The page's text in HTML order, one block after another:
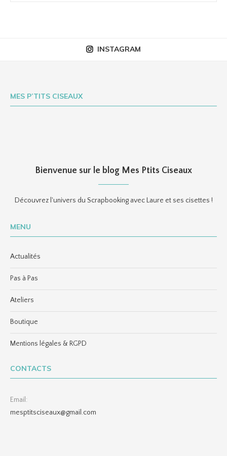
INSTAGRAM
MES P’TITS CISEAUX
Bienvenue sur le blog Mes Ptits Ciseaux
Découvrez l'univers du Scrapbooking avec Laure et ses cisettes !
MENU
Actualités
Pas à Pas
Ateliers
Boutique
Mentions légales & RGPD
CONTACTS
Email:
mesptitsciseaux@gmail.com